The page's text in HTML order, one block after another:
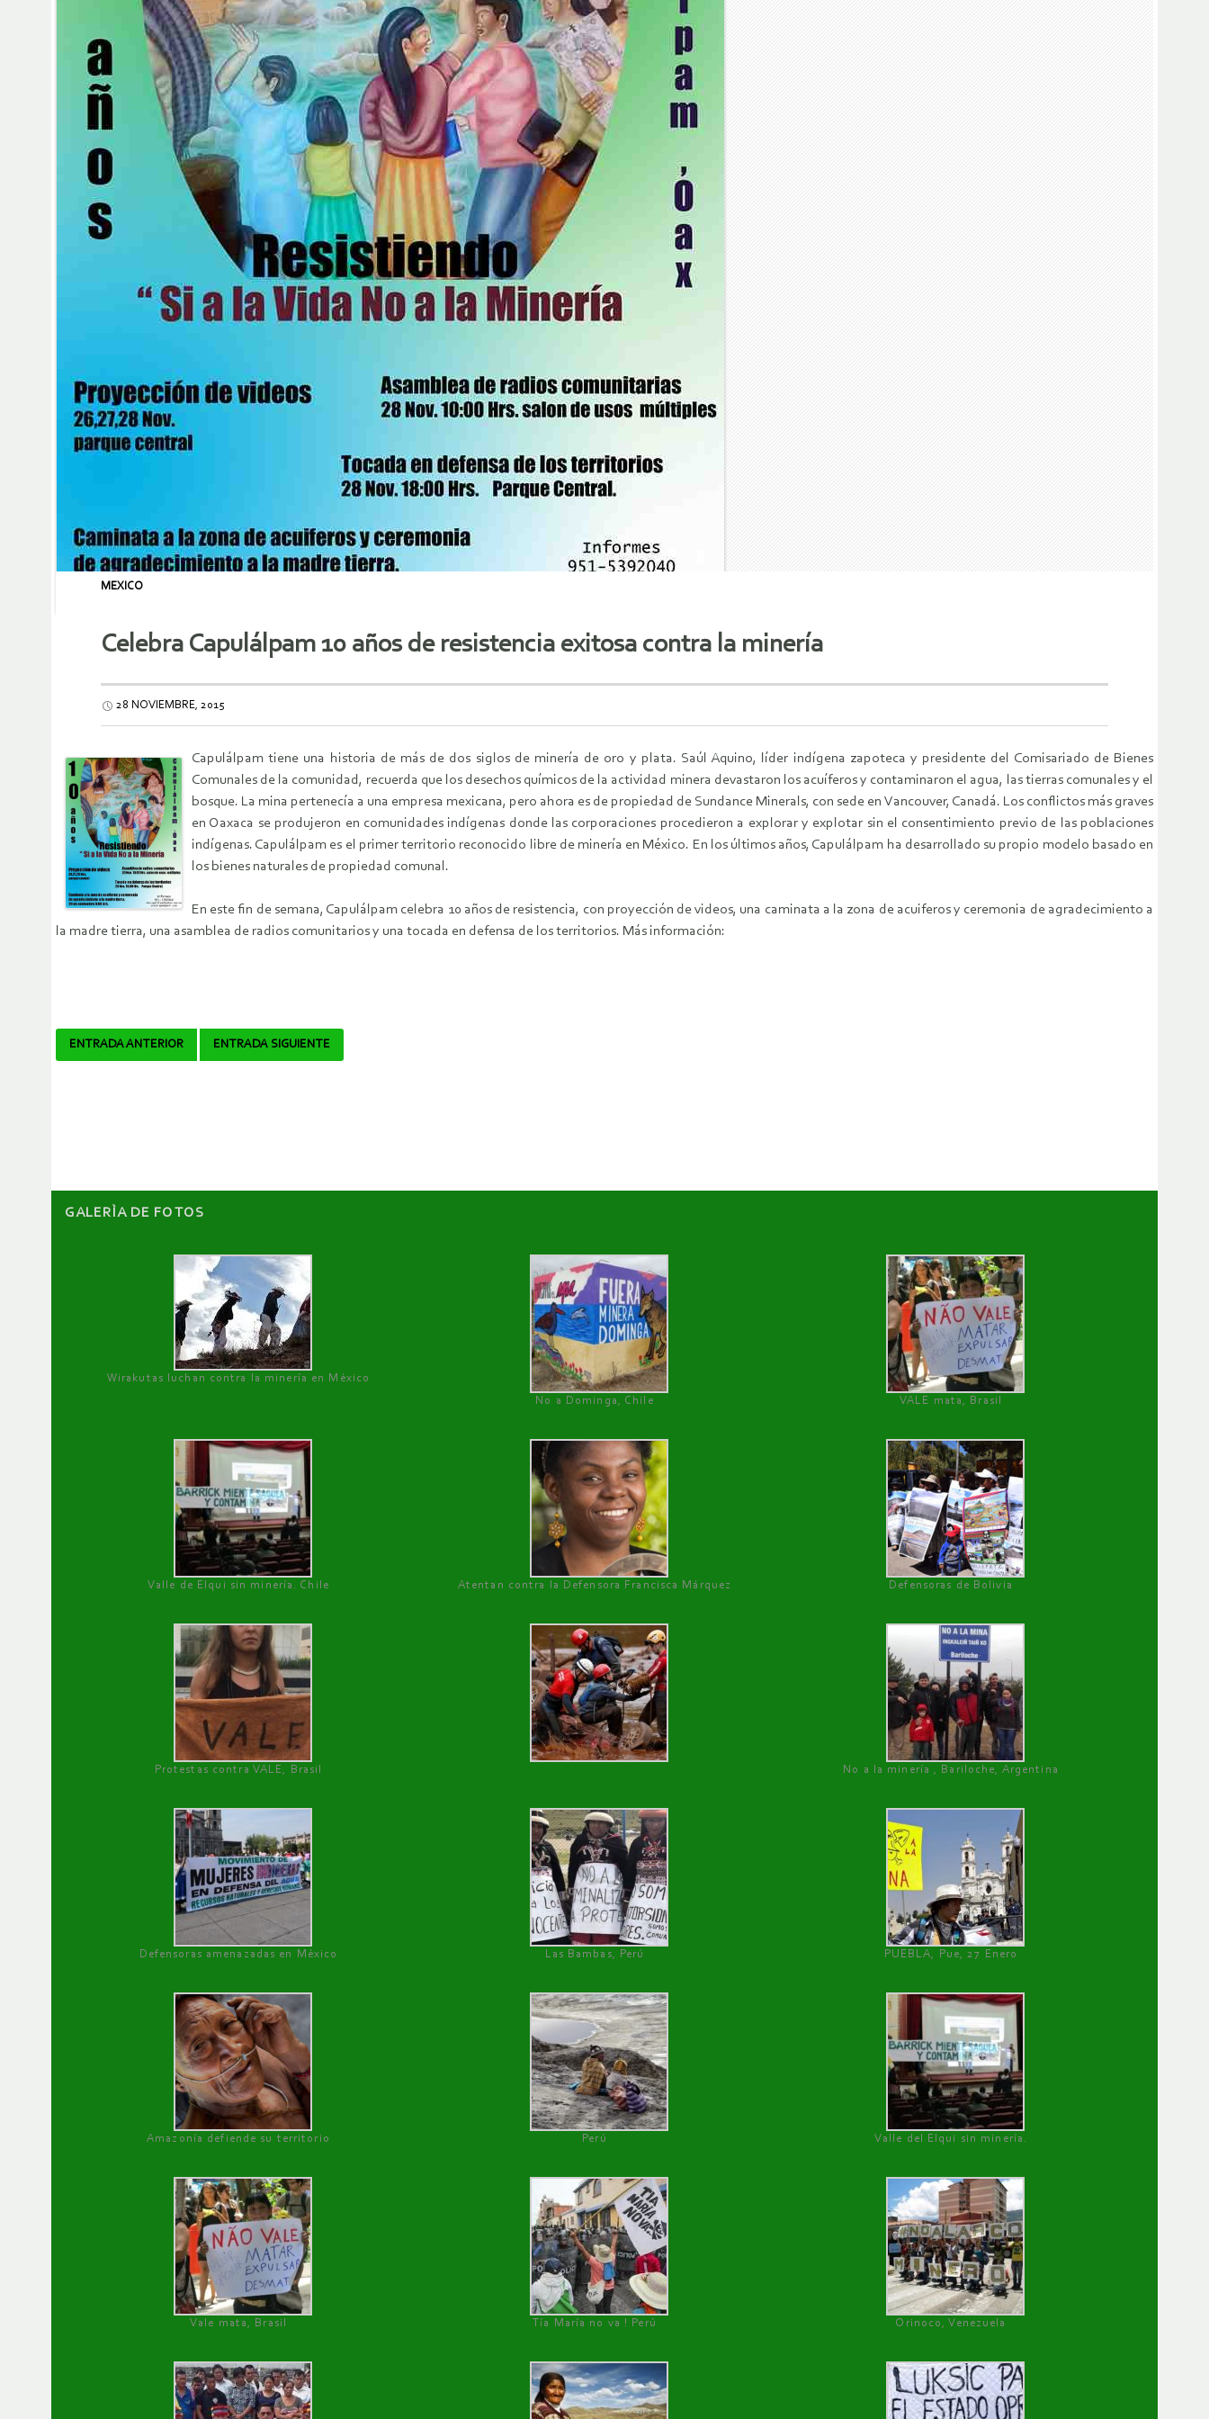
MEXICO
Celebra Capulálpam 10 años de resistencia exitosa contra la minería
28 NOVIEMBRE, 2015
Capulálpam tiene una historia de más de dos siglos de minería de oro y plata. Saúl Aquino, líder indígena zapoteca y presidente del Comisariado de Bienes
Comunales de la comunidad, recuerda que los desechos químicos de la actividad minera devastaron los acuíferos y contaminaron el agua, las tierras comunales y el
bosque. La mina pertenecía a una empresa mexicana, pero ahora es de propiedad de Sundance Minerals, con sede en Vancouver, Canadá. Los conflictos más graves
en Oaxaca se produjeron en comunidades indígenas donde las corporaciones procedieron a explorar y explotar sin el consentimiento previo de las poblaciones
indígenas. Capulálpam es el primer territorio reconocido libre de minería en México. En los últimos años, Capulálpam ha desarrollado su propio modelo basado en
los bienes naturales de propiedad comunal.
En este fin de semana, Capulálpam celebra 10 años de resistencia, con proyección de videos, una caminata a la zona de acuiferos y ceremonia de agradecimiento a
la madre tierra, una asamblea de radios comunitarios y una tocada en defensa de los territorios. Más información:
Navegador
ENTRADA ANTERIOR ENTRADA SIGUIENTE
GALERÌA DE FOTOS
Wirakutas luchan contra la minería en México
No a Dominga, Chile
VALE mata, Brasil
Valle de Elqui sin minería. Chile Atentan contra la Defensora Francisca Márquez Defensoras de Bolivia
Protestas contra VALE, Brasil No a la minería , Bariloche, Argentina
Defensoras amenazadas en México Las Bambas, Perú PUEBLA, Pue, 27 Enero
Amazonía defiende su territorio Perú Valle del Elqui sin minería.
Vale mata, Brasil Tía María no va ! Perú Orinoco, Venezuela